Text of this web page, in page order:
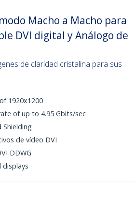
Macho a Macho para
DVI digital y Análogo de
de claridad cristalina para sus
1920x1200
of up to 4.95 Gbits/sec
Shielding
de vídeo DVI
DDWG